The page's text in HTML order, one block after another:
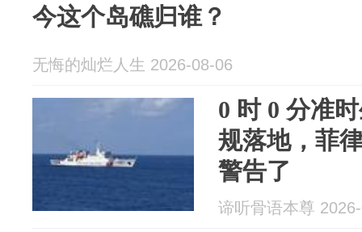
今这个岛礁归谁？
无悔的灿烂人生 2026-08-06
0 时 0 分准
规落地，菲
警告了
谛听骨语本尊